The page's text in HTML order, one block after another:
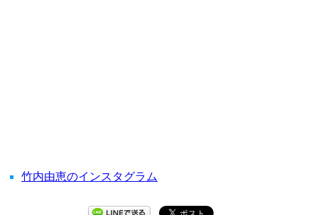
竹内由恵のインスタグラム